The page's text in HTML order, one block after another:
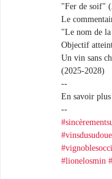
Dégustations
#NosDomaines
"Fer de soif"
Le
"Le nom de
Objectif
Un vin sans
(2025-2028)
--
En savoir
--
#lionelosmin